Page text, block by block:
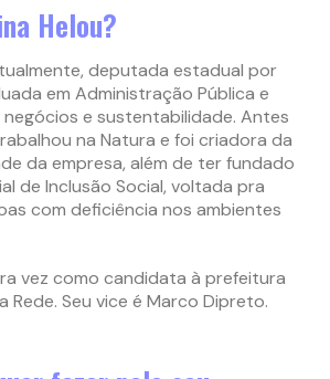
Helou?
deputada estadual por
em Administração Pública e
negócios e sustentabilidade. Antes
na Natura e foi criadora da
da empresa, além de ter fundado
de Inclusão Social, voltada pra
com deficiência nos ambientes
vez como candidata à prefeitura
Rede. Seu vice é Marco Dipreto.